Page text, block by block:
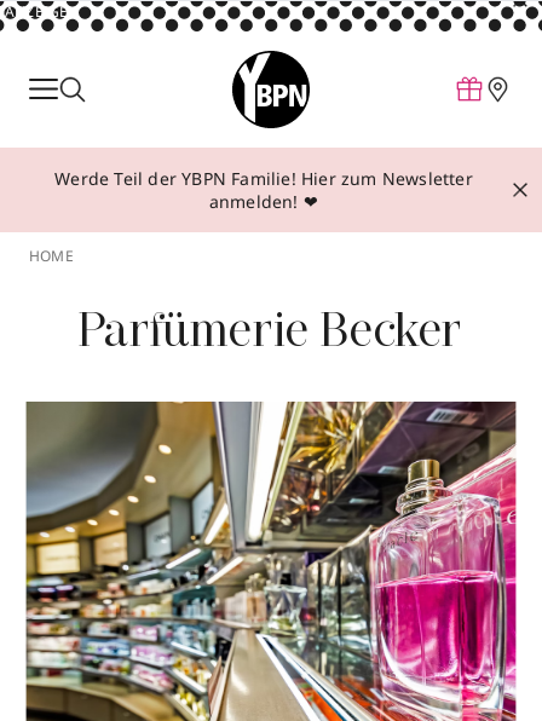
ANZEIGE
Parfum
Make-up
Behandlungen
Über YBPN
Aktionen
Storefinder
Werde Teil der YBPN Familie! Hier zum Newsletter
anmelden! ❤
HOME
Parfümerie Becker